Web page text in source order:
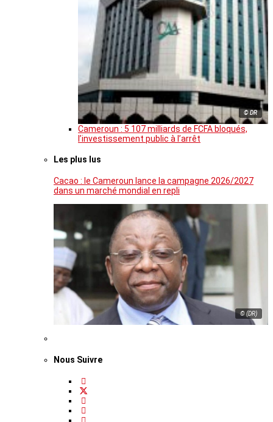
© DR
Cameroun : 5 107 milliards de FCFA bloqués,
l’investissement public à l’arrêt
Les plus lus
Cacao : le Cameroun lance la campagne 2026/2027
dans un marché mondial en repli
© (DR)
Nous Suivre